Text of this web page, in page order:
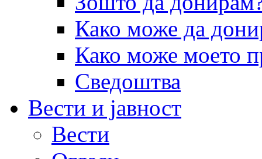
Како може да
Како може моето
Сведоштва
Вести и јавност
Вести